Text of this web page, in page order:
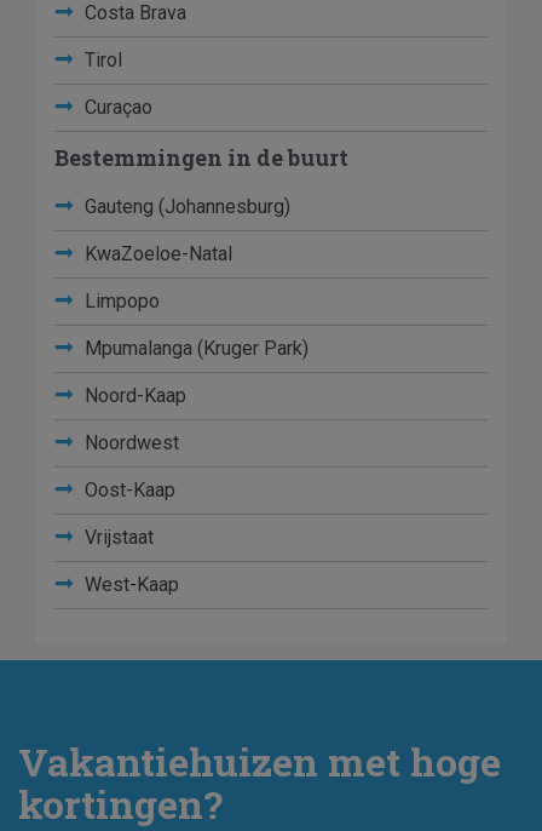
Costa Brava
Tirol
Curaçao
Bestemmingen in de buurt
Gauteng (Johannesburg)
KwaZoeloe-Natal
Limpopo
Mpumalanga (Kruger Park)
Noord-Kaap
Noordwest
Oost-Kaap
Vrijstaat
West-Kaap
Vakantiehuizen met hoge
kortingen?